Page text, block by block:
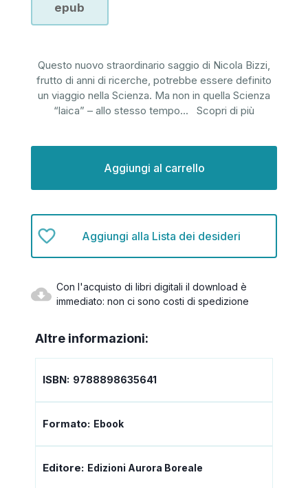
epub
Questo nuovo straordinario saggio di Nicola Bizzi,
frutto di anni di ricerche, potrebbe essere definito
un viaggio nella Scienza. Ma non in quella Scienza
“laica” – allo stesso tempo... Scopri di più
Aggiungi alla Lista dei desideri
Con l'acquisto di libri digitali il download è
immediato: non ci sono costi di spedizione
Altre informazioni:
ISBN: 9788898635641
Formato: Ebook
Editore: Edizioni Aurora Boreale